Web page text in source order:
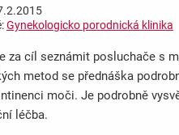
Gynekologicko porodnická klinika
za cíl seznámit posluchače s
metod se přednáška
moči. Je podrobně
léčba.